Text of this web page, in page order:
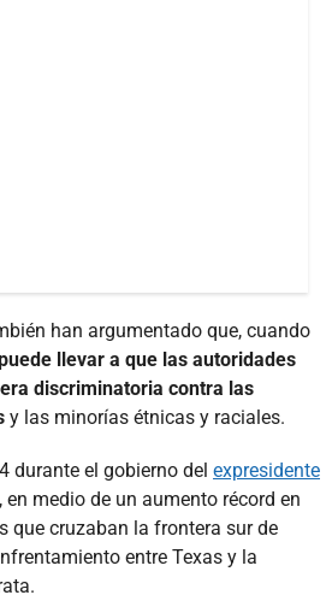
han argumentado que, cuando
llevar a que las autoridades
discriminatoria contra las
y las minorías étnicas y raciales.
durante el gobierno del expresidente
en medio de un aumento récord en
que cruzaban la frontera sur de
entre Texas y la